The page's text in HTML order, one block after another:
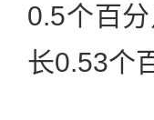
0.5个百
长0.53个